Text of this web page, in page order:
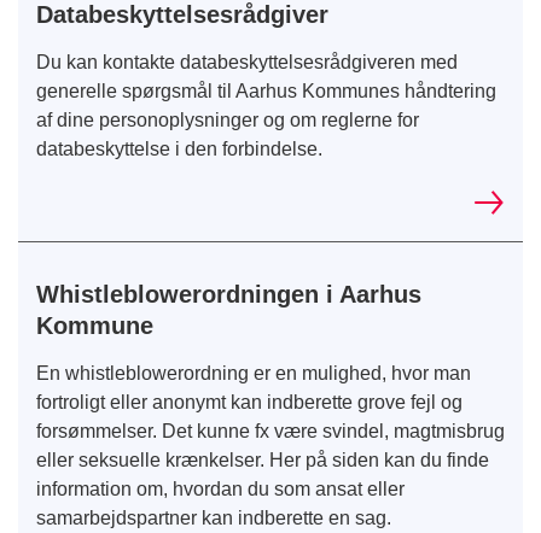
Databeskyttelsesrådgiver
Du kan kontakte databeskyttelsesrådgiveren med
generelle spørgsmål til Aarhus Kommunes håndtering
af dine personoplysninger og om reglerne for
databeskyttelse i den forbindelse.
Whistleblowerordningen i Aarhus
Kommune
En whistleblowerordning er en mulighed, hvor man
fortroligt eller anonymt kan indberette grove fejl og
forsømmelser. Det kunne fx være svindel, magtmisbrug
eller seksuelle krænkelser. Her på siden kan du finde
information om, hvordan du som ansat eller
samarbejdspartner kan indberette en sag.